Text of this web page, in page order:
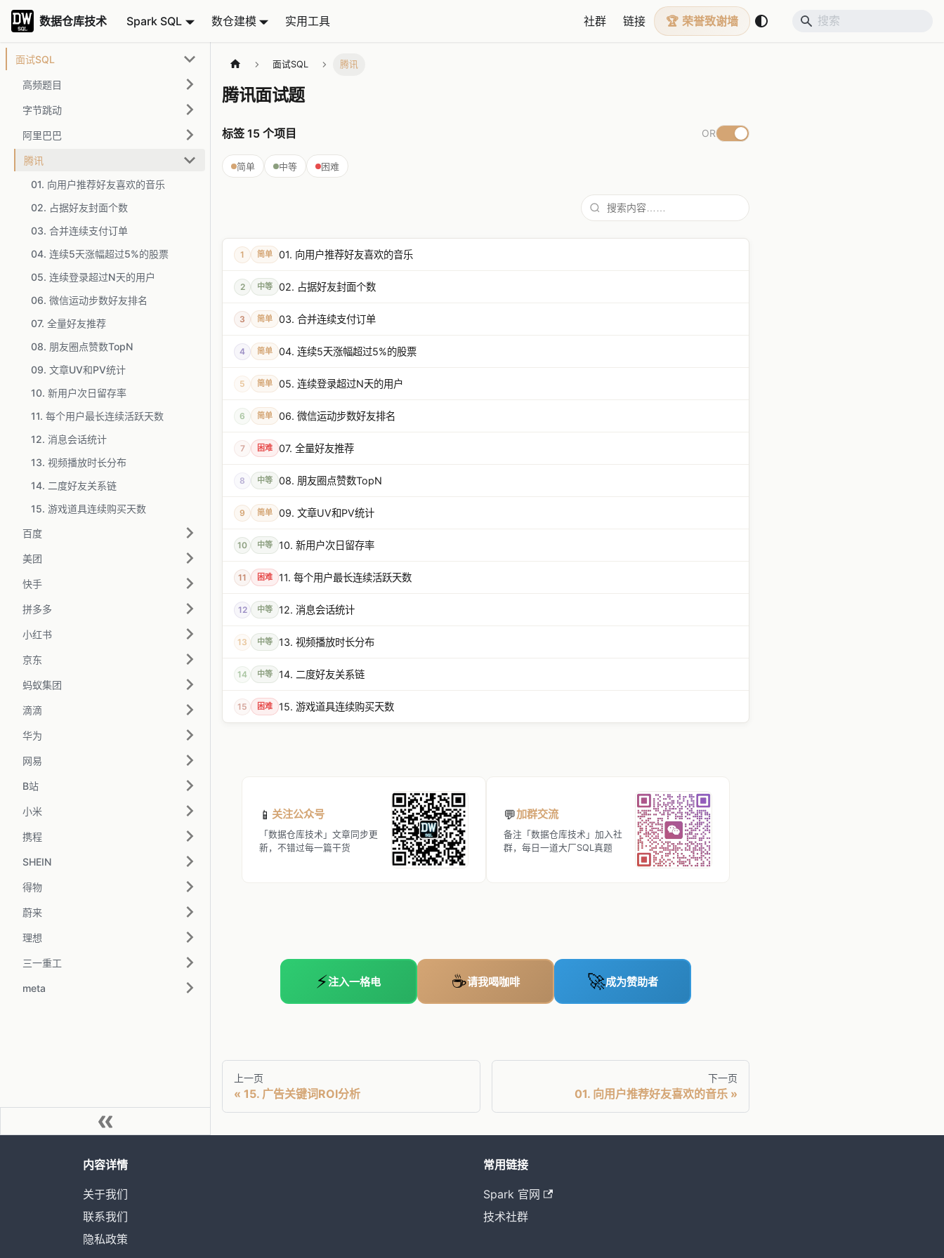
数据仓库技术 Spark SQL 数仓建模 实用工具 社群 链接 荣誉致谢墙
数据仓库技术
面试SQL
高频题目
字节跳动
阿里巴巴
腾讯
01. 向用户推荐好友喜欢的音乐
02. 占据好友封面个数
03. 合并连续支付订单
04. 连续5天涨幅超过5%的股票
05. 连续登录超过N天的用户
06. 微信运动步数好友排名
07. 全量好友推荐
08. 朋友圈点赞数TopN
09. 文章UV和PV统计
10. 新用户次日留存率
11. 每个用户最长连续活跃天数
12. 消息会话统计
13. 视频播放时长分布
14. 二度好友关系链
15. 游戏道具连续购买天数
百度
美团
快手
拼多多
小红书
京东
蚂蚁集团
滴滴
华为
网易
B站
小米
携程
SHEIN
得物
蔚来
理想
三一重工
meta
面试SQL 腾讯
腾讯面试题
标签 15 个项目 OR
简单 中等 困难
1 简单 01. 向用户推荐好友喜欢的音乐
2 中等 02. 占据好友封面个数
3 简单 03. 合并连续支付订单
4 简单 04. 连续5天涨幅超过5%的股票
5 简单 05. 连续登录超过N天的用户
6 简单 06. 微信运动步数好友排名
7 困难 07. 全量好友推荐
8 中等 08. 朋友圈点赞数TopN
9 简单 09. 文章UV和PV统计
10 中等 10. 新用户次日留存率
11 困难 11. 每个用户最长连续活跃天数
12 中等 12. 消息会话统计
13 中等 13. 视频播放时长分布
14 中等 14. 二度好友关系链
15 困难 15. 游戏道具连续购买天数
📱 关注公众号
「数据仓库技术」文章同步更
新，不错过每一篇干货
💬加群交流
备注「数据仓库技术」加入社
群，每日一道大厂SQL真题
⚡注入一格电 ☕请我喝咖啡 🚀成为赞助者
上一页
15. 广告关键词ROI分析
下一页
01. 向用户推荐好友喜欢的音乐
内容详情
关于我们
联系我们
隐私政策
常用链接
Spark 官网
技术社群